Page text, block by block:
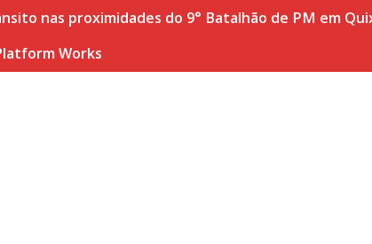
nas proximidades do 9° Batalhão de PM em
Works